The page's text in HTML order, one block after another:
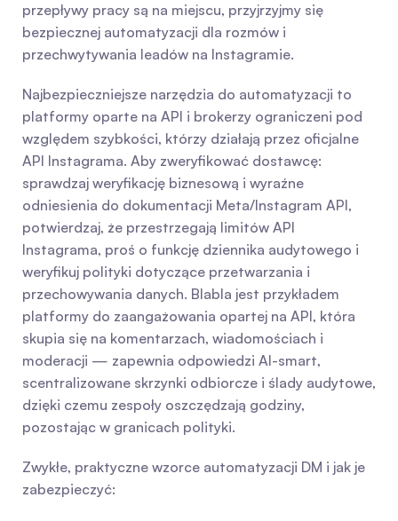
przepływy pracy są na miejscu, przyjrzyjmy się
bezpiecznej automatyzacji dla rozmów i
przechwytywania leadów na Instagramie.
Najbezpieczniejsze narzędzia do automatyzacji to
platformy oparte na API i brokerzy ograniczeni pod
względem szybkości, którzy działają przez oficjalne
API Instagrama. Aby zweryfikować dostawcę:
sprawdzaj weryfikację biznesową i wyraźne
odniesienia do dokumentacji Meta/Instagram API,
potwierdzaj, że przestrzegają limitów API
Instagrama, proś o funkcję dziennika audytowego i
weryfikuj polityki dotyczące przetwarzania i
przechowywania danych. Blabla jest przykładem
platformy do zaangażowania opartej na API, która
skupia się na komentarzach, wiadomościach i
moderacji — zapewnia odpowiedzi AI-smart,
scentralizowane skrzynki odbiorcze i ślady audytowe,
dzięki czemu zespoły oszczędzają godziny,
pozostając w granicach polityki.
Zwykłe, praktyczne wzorce automatyzacji DM i jak je
zabezpieczyć: